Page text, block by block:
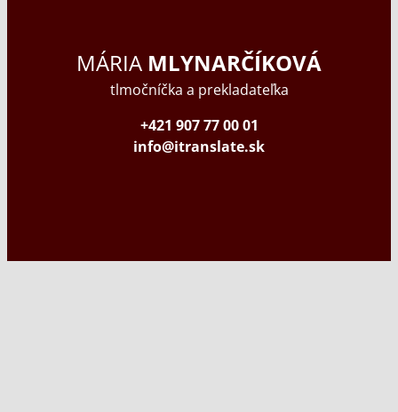
MÁRIA MLYNARČÍKOVÁ
tlmočníčka a prekladateľka
+421 907 77 00 01
info@itranslate.sk